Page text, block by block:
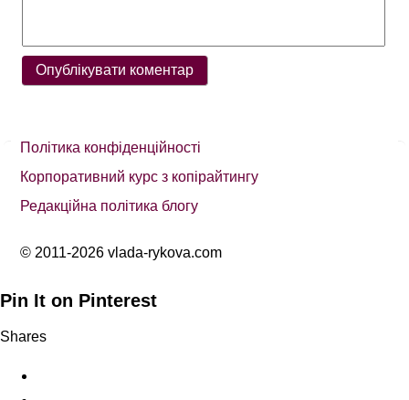
Політика конфіденційності
Корпоративний курс з копірайтингу
Редакційна політика блогу
© 2011-2026 vlada-rykova.com
Pin It on Pinterest
Shares